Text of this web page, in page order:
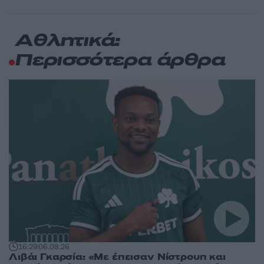
Αθλητικά:
Περισσότερα άρθρα
16:2906.08.26
Λιβάι Γκαρσία: «Με έπεισαν Νίστρουπ και